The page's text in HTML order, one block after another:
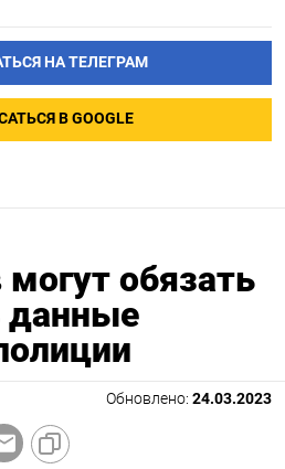
НА ТЕЛЕГРАМ
В GOOGLE
обязать
данные
Обновлено: 24.03.2023